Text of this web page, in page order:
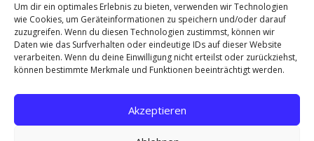
Um dir ein optimales Erlebnis zu bieten, verwenden wir Technologien
wie Cookies, um Geräteinformationen zu speichern und/oder darauf
zuzugreifen. Wenn du diesen Technologien zustimmst, können wir
Daten wie das Surfverhalten oder eindeutige IDs auf dieser Website
verarbeiten. Wenn du deine Einwilligung nicht erteilst oder zurückziehst,
können bestimmte Merkmale und Funktionen beeinträchtigt werden.
Akzeptieren
Über mich
Preise
Copyright © 2026Landhaus in der Wische . All rights reserved.